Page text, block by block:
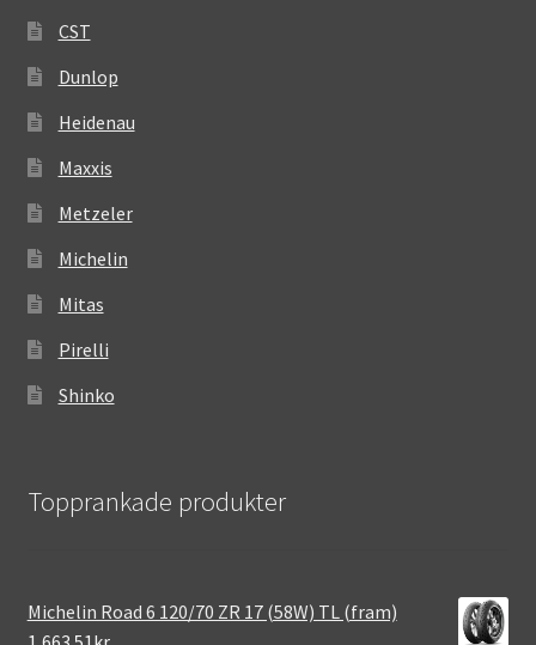
CST
Dunlop
Heidenau
Maxxis
Metzeler
Michelin
Mitas
Pirelli
Shinko
Topprankade produkter
Michelin Road 6 120/70 ZR 17 (58W) TL (fram)